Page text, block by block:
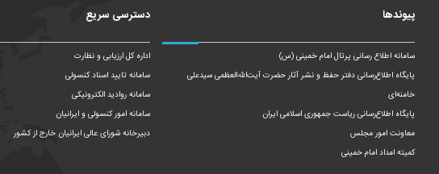
پیوندها
سامانه اطلاع رسانی پرتال امام خمینی (س)
پایگاه اطلاع‌رسانی دفتر حفظ و نشر آثار حضرت آیت‌الله‌العظمی سیدعلی
خامنه‌ای
پایگاه اطلاع‌رسانی ریاست‌ جمهوری اسلامی ایران
معاونت امور مجلس
کمیته امداد امام خمینی
دسترسی سریع
اداره کل ارزیابی و نظارت
سامانه تایید اسناد کنسولی
سامانه روادید الکترونیکی
سامانه امور کنسولی و ایرانیان
دبیرخانه شورای عالی ایرانیان خارج از کشور